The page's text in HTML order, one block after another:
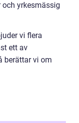
yrkesmässig
vi flera
ett av
berättar vi om